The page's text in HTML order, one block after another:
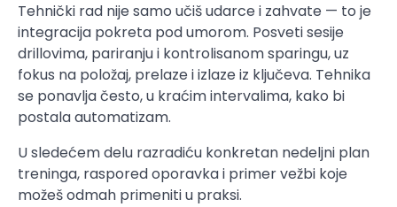
Tehnički rad nije samo učiš udarce i zahvate — to je
integracija pokreta pod umorom. Posveti sesije
drillovima, pariranju i kontrolisanom sparingu, uz
fokus na položaj, prelaze i izlaze iz ključeva. Tehnika
se ponavlja često, u kraćim intervalima, kako bi
postala automatizam.
U sledećem delu razradiću konkretan nedeljni plan
treninga, raspored oporavka i primer vežbi koje
možeš odmah primeniti u praksi.